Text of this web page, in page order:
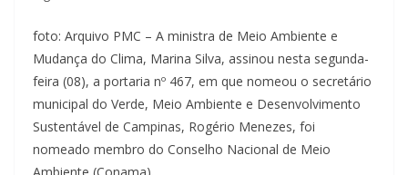
foto: Arquivo PMC – A ministra de Meio Ambiente e
Mudança do Clima, Marina Silva, assinou nesta segunda-
feira (08), a portaria nº 467, em que nomeou o secretário
municipal do Verde, Meio Ambiente e Desenvolvimento
Sustentável de Campinas, Rogério Menezes, foi
nomeado membro do Conselho Nacional de Meio